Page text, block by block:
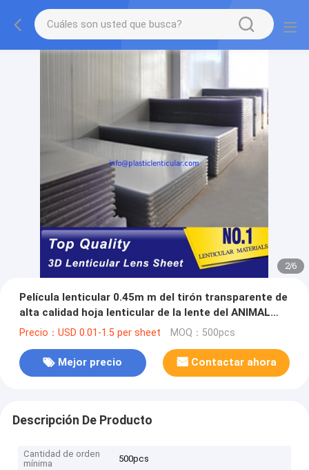
2/6
Película lenticular 0.45m m del tirón transparente de
alta calidad hoja lenticular de la lente del ANIMAL
DOMÉSTICO de 75 LPI sin el pegamento
Precio：USD 0.01-1.5 per sheet MOQ：500pcs
Mejor precio Contactar ahora
Descripción De Producto
Cantidad de orden
mínima
500pcs